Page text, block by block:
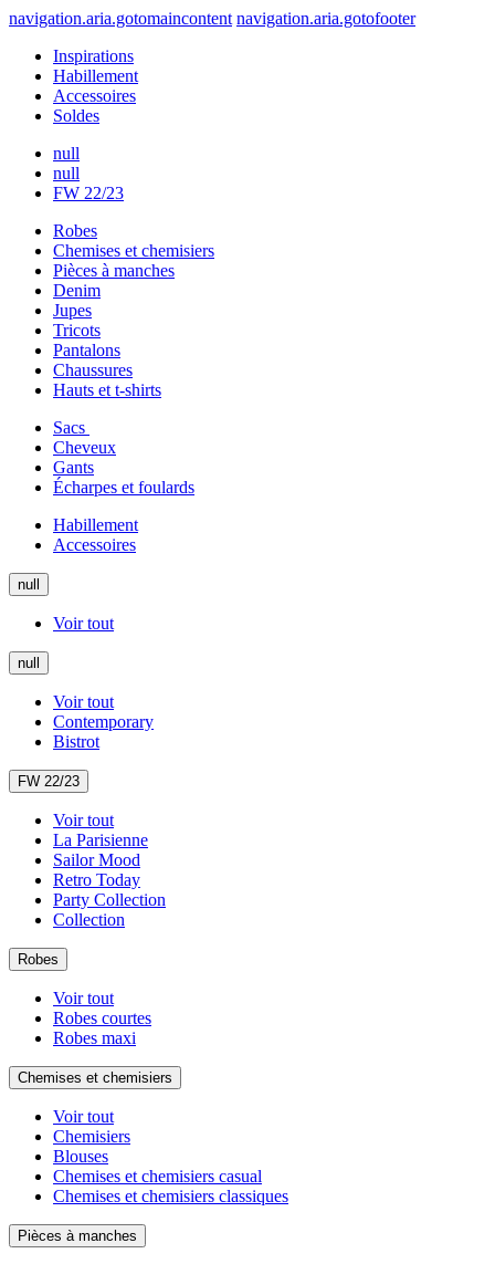
navigation.aria.gotomaincontent navigation.aria.gotofooter
Inspirations
Habillement
Accessoires
Soldes
null
null
FW 22/23
Robes
Chemises et chemisiers
Pièces à manches
Denim
Jupes
Tricots
Pantalons
Chaussures
Hauts et t-shirts
Sacs
Cheveux
Gants
Écharpes et foulards
Habillement
Accessoires
null
Voir tout
null
Voir tout
Contemporary
Bistrot
FW 22/23
Voir tout
La Parisienne
Sailor Mood
Retro Today
Party Collection
Collection
Robes
Voir tout
Robes courtes
Robes maxi
Chemises et chemisiers
Voir tout
Chemisiers
Blouses
Chemises et chemisiers casual
Chemises et chemisiers classiques
Pièces à manches